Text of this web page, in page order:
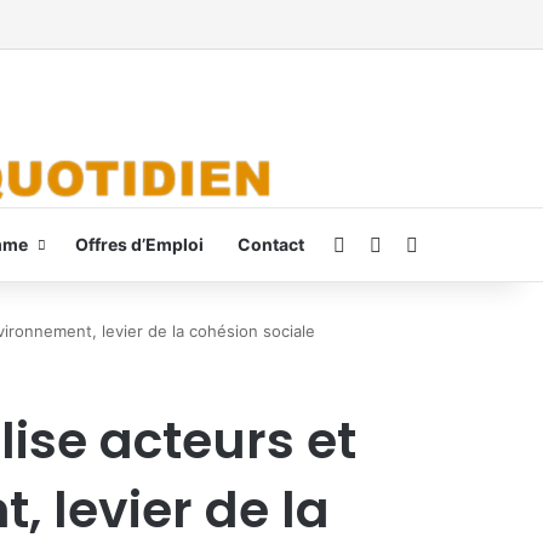
Offres d’Emploi Contact ConnexionSwitch skin
levier de la cohésion sociale
acteurs et
levier de la